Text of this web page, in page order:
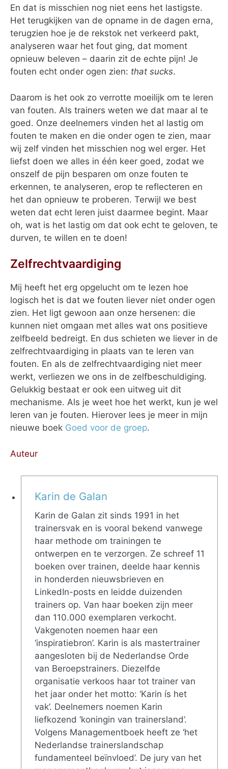
En dat is misschien nog niet eens het lastigste.
Het terugkijken van de opname in de dagen erna,
terugzien hoe je de rekstok net verkeerd pakt,
analyseren waar het fout ging, dat moment
opnieuw beleven – daarin zit de echte pijn! Je
fouten echt onder ogen zien: that sucks.
Daarom is het ook zo verrotte moeilijk om te leren
van fouten. Als trainers weten we dat maar al te
goed. Onze deelnemers vinden het al lastig om
fouten te maken en die onder ogen te zien, maar
wij zelf vinden het misschien nog wel erger. Het
liefst doen we alles in één keer goed, zodat we
onszelf de pijn besparen om onze fouten te
erkennen, te analyseren, erop te reflecteren en
het dan opnieuw te proberen. Terwijl we best
weten dat echt leren juist daarmee begint. Maar
oh, wat is het lastig om dat ook echt te geloven, te
durven, te willen en te doen!
Zelfrechtvaardiging
Mij heeft het erg opgelucht om te lezen hoe
logisch het is dat we fouten liever niet onder ogen
zien. Het ligt gewoon aan onze hersenen: die
kunnen niet omgaan met alles wat ons positieve
zelfbeeld bedreigt. En dus schieten we liever in de
zelfrechtvaardiging in plaats van te leren van
fouten. En als de zelfrechtvaardiging niet meer
werkt, verliezen we ons in de zelfbeschuldiging.
Gelukkig bestaat er ook een uitweg uit dit
mechanisme. Als je weet hoe het werkt, kun je wel
leren van je fouten. Hierover lees je meer in mijn
nieuwe boek Goed voor de groep.
Auteur
Karin de Galan
Karin de Galan zit sinds 1991 in het
trainersvak en is vooral bekend vanwege
haar methode om trainingen te
ontwerpen en te verzorgen. Ze schreef 11
boeken over trainen, deelde haar kennis
in honderden nieuwsbrieven en
LinkedIn-posts en leidde duizenden
trainers op. Van haar boeken zijn meer
dan 110.000 exemplaren verkocht.
Vakgenoten noemen haar een
‘inspiratiebron’. Karin is als mastertrainer
aangesloten bij de Nederlandse Orde
van Beroepstrainers. Diezelfde
organisatie verkoos haar tot trainer van
het jaar onder het motto: ‘Karin ís het
vak’. Deelnemers noemen Karin
liefkozend ‘koningin van trainersland’.
Volgens Managementboek heeft ze ‘het
Nederlandse trainerslandschap
fundamenteel beïnvloed’. De jury van het